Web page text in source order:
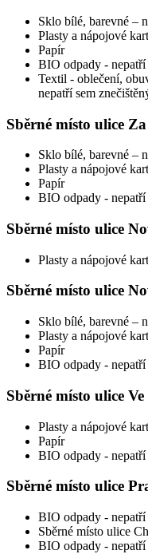
Sklo bílé, barevné –
Plasty a nápojové
Papír
BIO odpady - nepatří
Textil - oblečení,
nepatří sem
Sběrné místo ulice
Sklo bílé, barevné –
Plasty a nápojové
Papír
BIO odpady - nepatří
Sběrné místo ulice
Plasty a nápojové
Sběrné místo ulice
Sklo bílé, barevné –
Plasty a nápojové
Papír
BIO odpady - nepatří
Sběrné místo ulice
Plasty a nápojové
Papír
BIO odpady - nepatří
Sběrné místo ulice
BIO odpady - nepatří
Sběrné místo ulice
BIO odpady - nepatří